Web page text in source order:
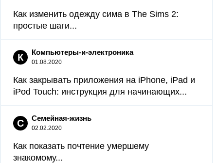
Как изменить одежду сима в The Sims 2:
простые шаги...
К Компьютеры-и-электроника
01.08.2020
Как закрывать приложения на iPhone, iPad и
iPod Touch: инструкция для начинающих...
С Семейная-жизнь
02.02.2020
Как показать почтение умершему
знакомому...